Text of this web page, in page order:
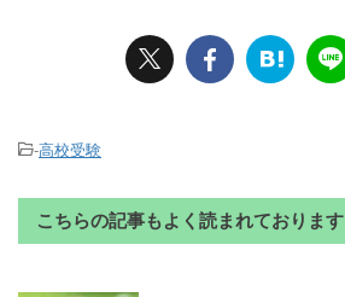
-高校受験
こちらの記事もよく読まれております